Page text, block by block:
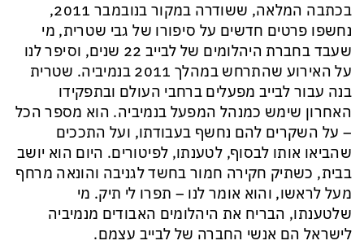
בכתבה המלאה, ששודרה במקור בנובמבר 2011,
נחשפו פרטים חדשים על סיפורו של גבי שטרית, מי
שעבד בחברת היהלומים של לבייב 22 שנים, וסיפר לנו
על האירוע שהתרחש במהלך 2011 בנמיביה. שטרית
בנה עבור לבייב מפעלים ברחבי העולם ובתפקידו
האחרון שימש כמנהל המפעל בנמיביה. הוא מספר הכל
– על השקרים להם נחשף בעבודתו, ועל התככים
שהביאו אותו לבסוף, לטענתו, לפיטורים. היום הוא יושב
בבית, כשתיק חקירה חמור בחשד לגניבה והונאה מרחף
מעל לראשו, והוא אומר לנו – תפרו לי תיק. מי
שלטענתו, הבריח את היהלומים האבודים מנמיביה
לישראל הם אנשי החברה של לבייב עצמם.